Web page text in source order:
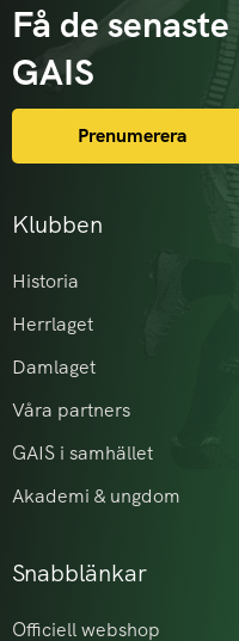
Klubben
Historia
Herrlaget
Damlaget
Våra partners
GAIS i samhället
Akademi & ungdom
Snabblänkar
Officiell webshop
Få de
GAIS
Prenumerera